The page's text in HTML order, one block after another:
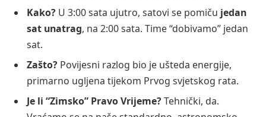
Kako? U 3:00 sata ujutro, satovi se pomiču jedan
sat unatrag, na 2:00 sata. Time “dobivamo” jedan
sat.
Zašto? Povijesni razlog bio je ušteda energije,
primarno ugljena tijekom Prvog svjetskog rata.
Je li “Zimsko” Pravo Vrijeme?Tehnički, da.